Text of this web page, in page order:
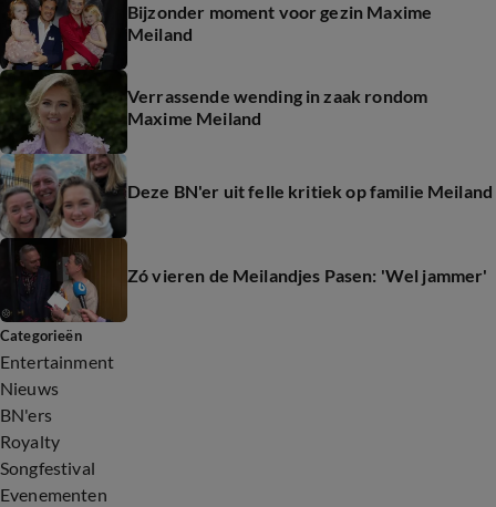
Bijzonder moment voor gezin Maxime
Meiland
Verrassende wending in zaak rondom
Maxime Meiland
Deze BN'er uit felle kritiek op familie Meiland
Zó vieren de Meilandjes Pasen: 'Wel jammer'
Categorieën
Entertainment
Nieuws
BN'ers
Royalty
Songfestival
Evenementen